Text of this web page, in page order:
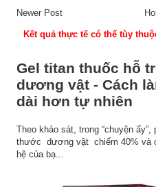
Newer Post
Kết quả thực tế có thể tùy
Gel titan thuốc hỗ
dương vật - Cách
dài hơn tự nhiên
Theo khảo sát, trong “chuyện
thước dương vật chiếm 40% và
hệ của bạ...